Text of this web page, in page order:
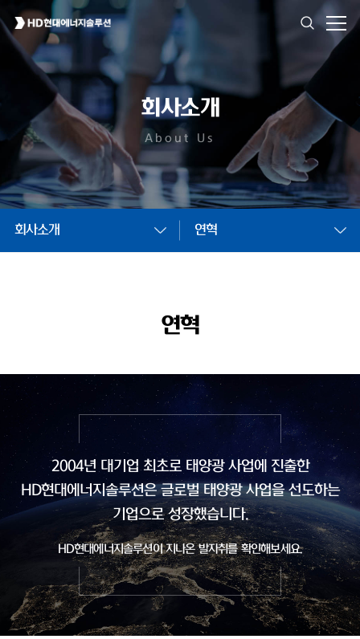
회사소개
About Us
회사소개 연혁
연혁
2004년 대기업 최초로 태양광 사업에 진출한
HD현대에너지솔루션은글로벌 태양광 사업을 선도하는
기업으로 성장했습니다.
HD현대에너지솔루션이 지나온 발자취를 확인해보세요.